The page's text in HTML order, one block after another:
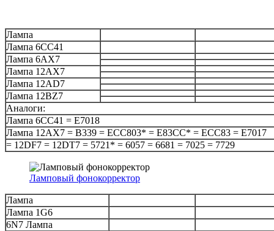
Лампа
Лампа 6CC41
Лампа 6AX7
Лампа 12AX7
Лампа 12AD7
Лампа 12BZ7
Аналоги:
Лампа 6CC41 = E7018
Лампа 12AX7 = B339 = ECC803* = E83CC* = ECC83 = E7017
= 12DF7 = 12DT7 = 5721* = 6057 = 6681 = 7025 = 7729
Ламповый фонокорректор
Лампа
Лампа 1G6
6N7 Лампа